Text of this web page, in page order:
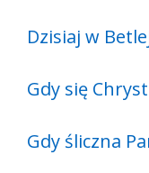
Dzisiaj w
Gdy się
Gdy śliczna